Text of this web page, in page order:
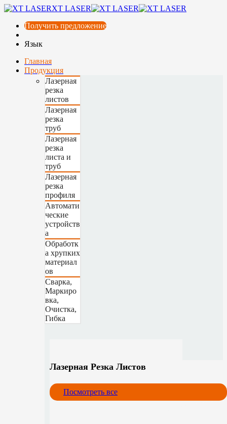
XT LASER
Получить предложение
Язык
Главная
Продукция
Лазерная
резка
листов
Лазерная
резка
труб
Лазерная
резка
листа и
труб
Лазерная
резка
профиля
Автомати
ческие
устройств
а
Обработк
а хрупких
материал
ов
Сварка,
Маркиро
вка,
Очистка,
Гибка
Лазерная Резка Листов
Посмотреть все